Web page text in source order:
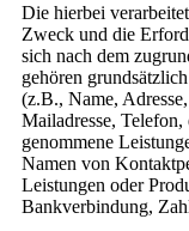
Die hierbei
Zweck und die
sich nach dem
gehören
(z.B., Name,
Mailadresse,
genommene
Namen von
Leistungen oder
Bankverbindung,